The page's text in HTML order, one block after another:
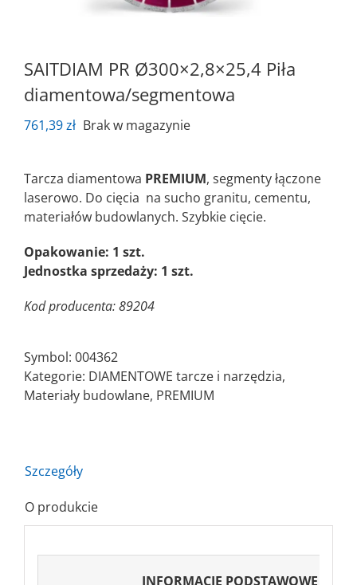
SAITDIAM PR Ø300×2,8×25,4 Piła
diamentowa/segmentowa
761,39zł Brak w magazynie
Tarcza diamentowa PREMIUM, segmenty łączone
laserowo. Do cięcia na sucho granitu, cementu,
materiałów budowlanych. Szybkie cięcie.
Opakowanie: 1 szt.
Jednostka sprzedaży: 1 szt.
Kod producenta: 89204
Symbol: 004362
Kategorie: DIAMENTOWE tarcze i narzędzia,
Materiały budowlane, PREMIUM
Szczegóły
O produkcie
INFORMACJE PODSTAWOWE